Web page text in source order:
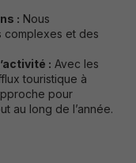
: Nous
complexes et des
: Avec les
touristique à
pour
au long de l’année.
site.